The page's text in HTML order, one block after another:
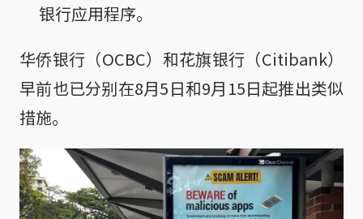
银行应用程序。
华侨银行（OCBC）和花旗银行（Citibank）
早前也已分别在8月5日和9月15日起推出类似
措施。